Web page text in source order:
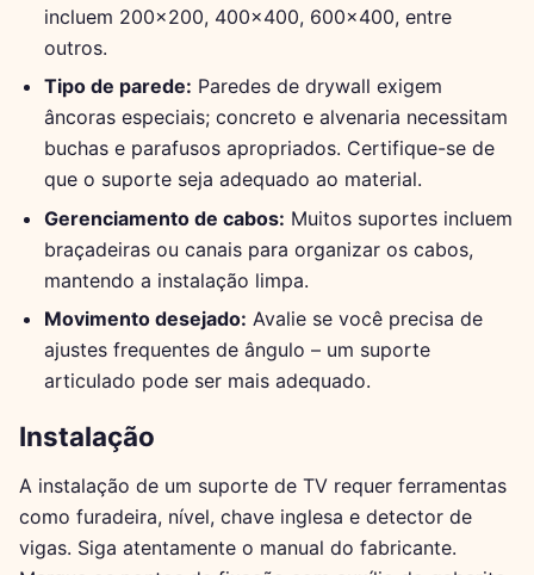
incluem 200x200, 400x400, 600x400, entre
outros.
Tipo de parede: Paredes de drywall exigem
âncoras especiais; concreto e alvenaria necessitam
buchas e parafusos apropriados. Certifique-se de
que o suporte seja adequado ao material.
Gerenciamento de cabos: Muitos suportes incluem
braçadeiras ou canais para organizar os cabos,
mantendo a instalação limpa.
Movimento desejado: Avalie se você precisa de
ajustes frequentes de ângulo – um suporte
articulado pode ser mais adequado.
Instalação
A instalação de um suporte de TV requer ferramentas
como furadeira, nível, chave inglesa e detector de
vigas. Siga atentamente o manual do fabricante.